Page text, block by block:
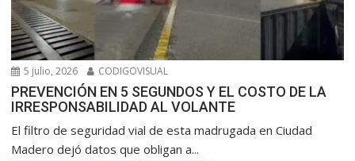
5 julio, 2026 CODIGOVISUAL
PREVENCIÓN EN 5 SEGUNDOS Y EL COSTO DE LA
IRRESPONSABILIDAD AL VOLANTE
​El filtro de seguridad vial de esta madrugada en Ciudad
Madero dejó datos que obligan a...